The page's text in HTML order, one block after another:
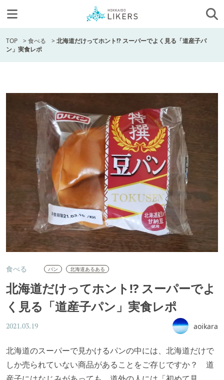
TOP >食べる >北海道だけってホント!? スーパーでよく見る「道産子パ
ン」実食レポ
食べる パン 北海道あるある
北海道だけってホント!? スーパーでよ
く見る「道産子パン」実食レポ
2021.03.19 aoikara
北海道のスーパーで見かけるパンの中には、北海道だけで
しか売られていない商品があることをご存じですか？ 道